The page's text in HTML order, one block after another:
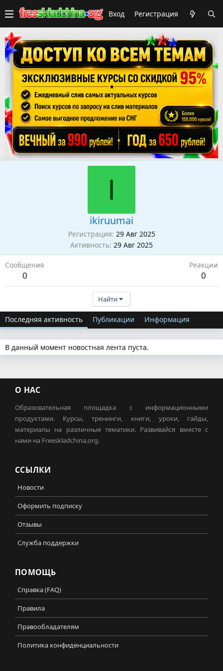
Вход Регистрация
I
ikiruumai
Регистрация 29 Авг 2025
Активность 29 Авг 2025
Сообщения
0
Реакции
0
Найти
Последняя активность Публикации Информация
В данный момент новостная лента пуста.
О НАС
Образовательная площадка с информационными
продуктами. Курсы, тренинги, книги, уроки, гайды,
материалы на различные тематики. Развивайся вместе с
нами на Freeskladchina.org.
ССЫЛКИ
Новости
Оформить подписку
Отзывы
Служба поддержки
ПОМОЩЬ
Справка (FAQ)
Правила
Правообладателям
Политика конфиденциальности